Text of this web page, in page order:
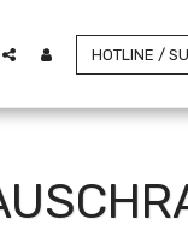
HOTLINE /